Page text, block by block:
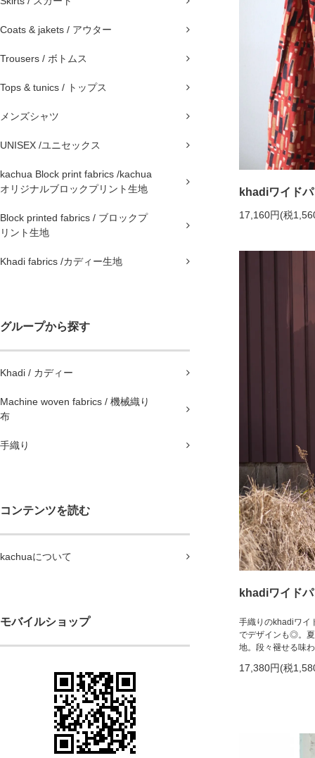
Coats & jakets / アウター
Trousers / ボトムス
Tops & tunics / トップス
メンズシャツ
UNISEX /ユニセックス
kachua Block print fabrics /kachua
オリジナルブロックプリント生地
Block printed fabrics / ブロックプ
リント生地
Khadi fabrics /カディー生地
グループから探す
Khadi / カディー
Machine woven fabrics / 機械織り
布
手織り
コンテンツを読む
kachuaについて
モバイルショップ
khadiワイド
17,160円(税
khadiワイド
手織りのkhadiワイ
でデザインも◎。
地。段々褪せる味
17,380円(税